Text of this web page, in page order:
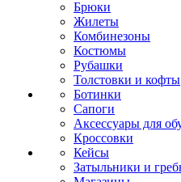
Брюки
Жилеты
Комбинезоны
Костюмы
Рубашки
Толстовки и кофты
Ботинки
Сапоги
Аксессуары для
Кроссовки
Кейсы
Затыльники и